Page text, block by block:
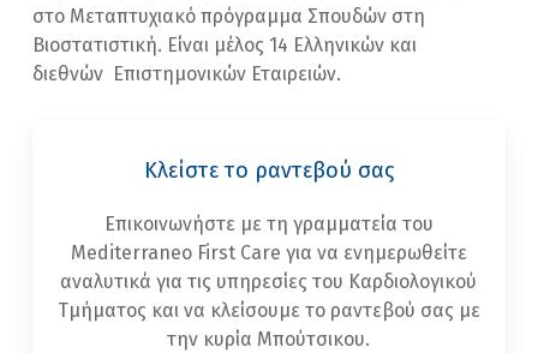
στο Μεταπτυχιακό πρόγραμμα Σπουδών στη
Βιοστατιστική. Είναι μέλος 14 Ελληνικών και
διεθνών Επιστημονικών Εταιρειών.
Κλείστε το ραντεβού σας
Επικοινωνήστε με τη γραμματεία του
Mediterraneo First Care για να ενημερωθείτε
αναλυτικά για τις υπηρεσίες του Καρδιολογικού
Τμήματος και να κλείσουμε το ραντεβού σας με
την κυρία Μπούτσικου.